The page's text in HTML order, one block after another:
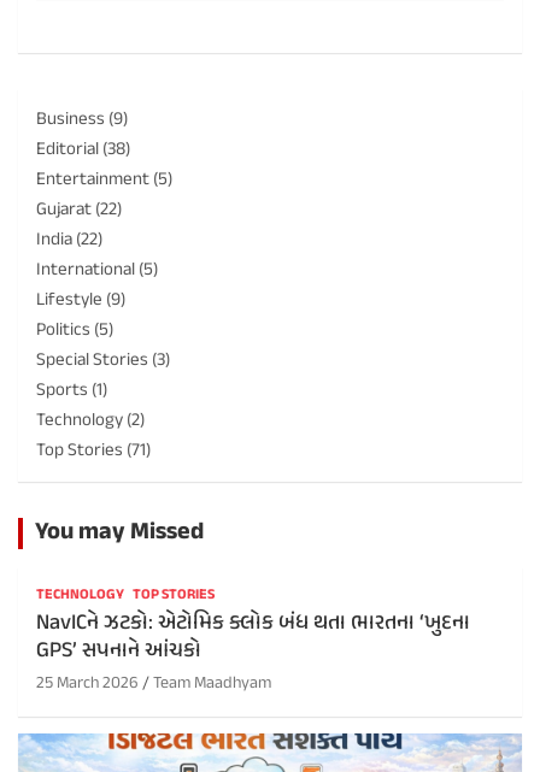
Business (9)
Editorial(38)
Entertainment(5)
Gujarat(22)
India(22)
International(5)
Lifestyle (9)
Politics (5)
Special Stories (3)
Sports (1)
Technology(2)
Top Stories (71)
You may Missed
TECHNOLOGY TOP STORIES
NavICને ઝટકો: એટોમિક ક્લોક બંધ થતા ભારતના ‘ખુદના
GPS’ સપનાને આંચકો
25 March 2026 Team Maadhyam